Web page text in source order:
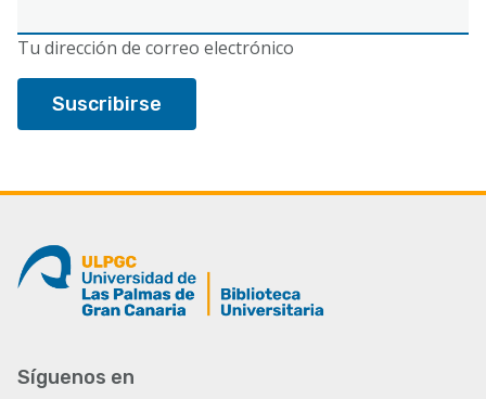
electrónico
Tu dirección de correo electrónico
Síguenos en